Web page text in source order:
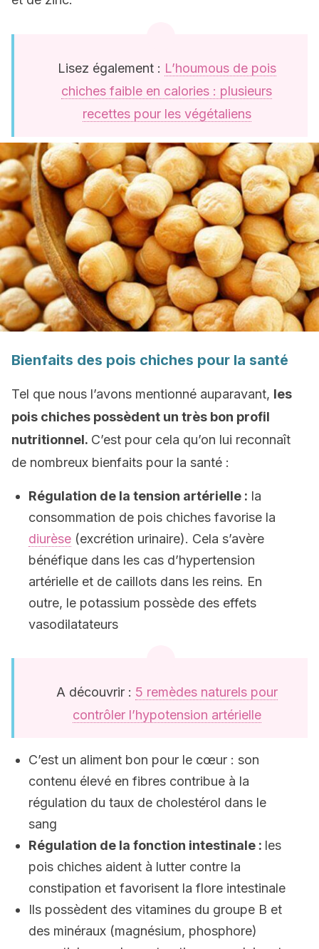
Lisez également : L’houmous de pois
chiches faible en calories : plusieurs
recettes pour les végétaliens
Bienfaits des pois chiches pour la santé
Tel que nous l’avons mentionné auparavant, les
pois chiches possèdent un très bon profil
nutritionnel. C’est pour cela qu’on lui reconnaît
de nombreux bienfaits pour la santé :
Régulation de la tension artérielle : la
consommation de pois chiches favorise la
diurèse (excrétion urinaire). Cela s’avère
bénéfique dans les cas d’hypertension
artérielle et de caillots dans les reins. En
outre, le potassium possède des effets
vasodilatateurs
A découvrir : 5 remèdes naturels pour
contrôler l’hypotension artérielle
C’est un aliment bon pour le cœur : son
contenu élevé en fibres contribue à la
régulation du taux de cholestérol dans le
sang
Régulation de la fonction intestinale : les
pois chiches aident à lutter contre la
constipation et favorisent la flore intestinale
Ils possèdent des vitamines du groupe B et
des minéraux (magnésium, phosphore)